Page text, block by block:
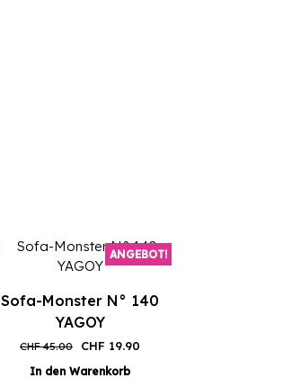
ANGEBOT!
Sofa-Monster N° 140
YAGOY
CHF45.00
Ursprünglicher
war:
CHF 19.90
In den Warenkorb